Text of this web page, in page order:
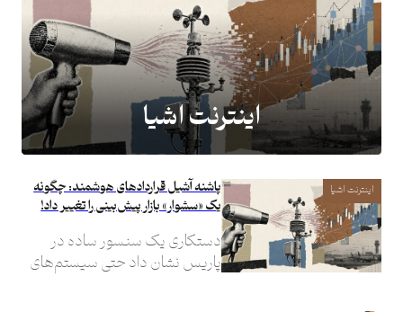
اینترنت اشیا
اینترنت اشیا
پاشنه آشیل قراردادهای هوشمند: چگونه
یک «سشوار» بازار پیش‌بینی را تغییر داد!
دستکاری یک سنسور ساده در
پاریس نشان داد حتی سیستم‌های